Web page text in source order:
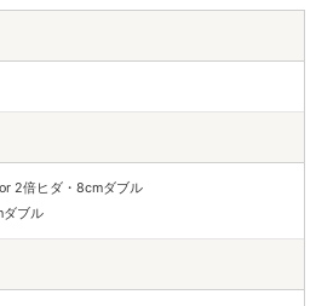
2倍ヒダ・8cmダブル
ダブル